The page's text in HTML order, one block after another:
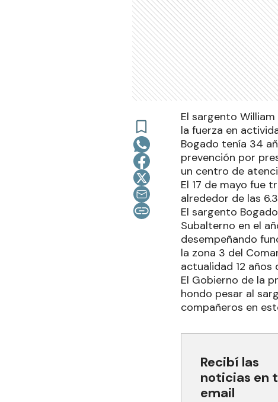
El sargento
la fuerza en
Bogado tenía 34
prevención por
un centro de
El 17 de mayo fue
alrededor de las
El sargento
Subalterno en el
desempeñando
la zona 3 del
actualidad 12 años
El Gobierno de la
hondo pesar al
compañeros en
Recibí las
noticias en
email